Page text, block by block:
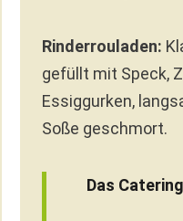
Rinderrouladen:
gefüllt mit Speck,
Essiggurken,
Soße geschmort.
Das